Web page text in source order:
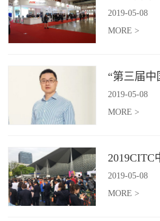
2019-05-08
MORE >
2019-05-08
MORE >
2019CITC
2019-05-08
MORE >